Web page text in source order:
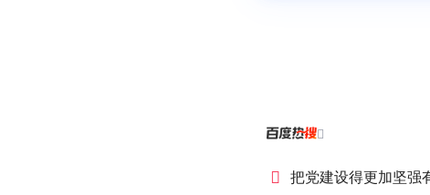

 把党建设得更加坚强